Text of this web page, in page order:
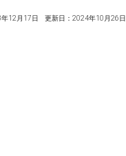
12月17日 更新日：2024年10月26日